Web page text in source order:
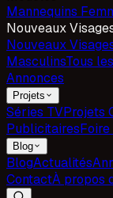
Mannequins
Nouveaux
Nouveaux
MasculinsTous
Annonces
Projets
Séries TVProjets
PublicitairesFoire
Blog
BlogActualités
ContactÀ propos